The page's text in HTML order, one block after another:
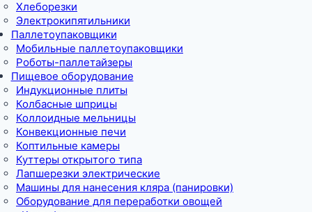
Хлеборезки
Электрокипятильники
Паллетоупаковщики
Мобильные паллетоупаковщики
Роботы-паллетайзеры
Пищевое оборудование
Индукционные плиты
Колбасные шприцы
Коллоидные мельницы
Конвекционные печи
Коптильные камеры
Куттеры открытого типа
Лапшерезки электрические
Машины для нанесения кляра (панировки)
Оборудование для переработки овощей